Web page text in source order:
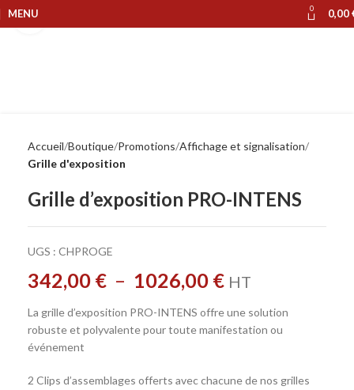
MENU 0 0,00
Accueil Boutique Promotions Affichage et signalisation
Grille d'exposition
Grille d’exposition PRO-INTENS
UGS : CHPROGE
342,00 € – 1026,00 € HT
La grille d’exposition PRO-INTENS offre une solution
robuste et polyvalente pour toute manifestation ou
événement
2 Clips d’assemblages offerts avec chacune de nos grilles